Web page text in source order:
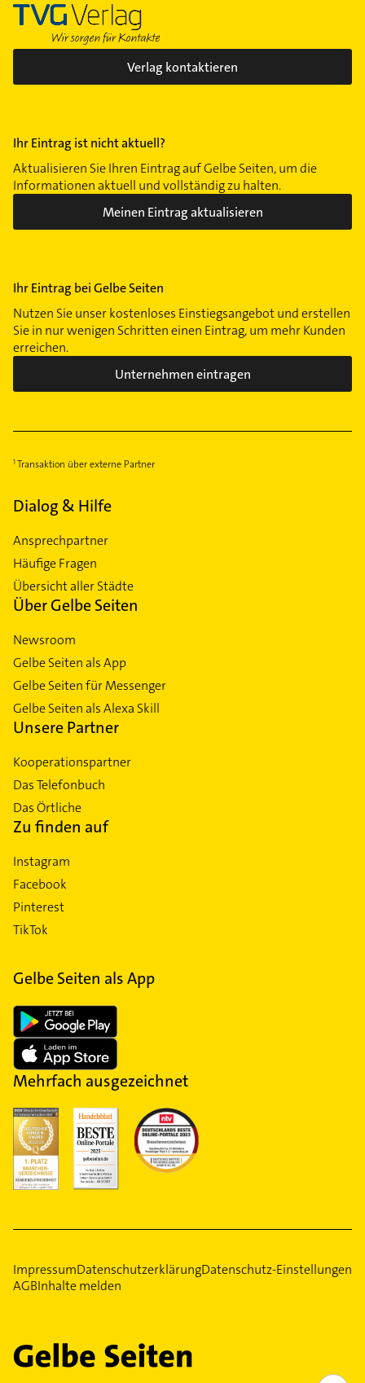
Verlag kontaktieren
Ihr Eintrag ist nicht aktuell?
Aktualisieren Sie Ihren Eintrag auf Gelbe Seiten, um die
Informationen aktuell und vollständig zu halten.
Meinen Eintrag aktualisieren
Ihr Eintrag bei Gelbe Seiten
Nutzen Sie unser kostenloses Einstiegsangebot und erstellen
Sie in nur wenigen Schritten einen Eintrag, um mehr Kunden
erreichen.
Unternehmen eintragen
Transaktion über externe Partner
Dialog & Hilfe
Ansprechpartner
Häufige Fragen
Übersicht aller Städte
Über Gelbe Seiten
Newsroom
Gelbe Seiten als App
Gelbe Seiten für Messenger
Gelbe Seiten als Alexa Skill
Unsere Partner
Kooperationspartner
Das Telefonbuch
Das Örtliche
Zu finden auf
Instagram
Facebook
Pinterest
TikTok
Gelbe Seiten als App
Mehrfach ausgezeichnet
ImpressumDatenschutzerklärungDatenschutz-Einstellungen
AGBInhalte melden